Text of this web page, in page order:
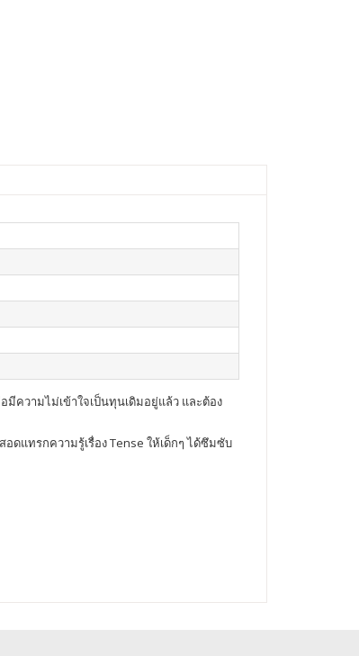
มีความไม่เข้าใจเป็นทุนเดิมอยู่แล้ว และต้อง
ดแทรกความรู้เรื่อง Tense ให้เด็กๆ ได้ซึมซับ